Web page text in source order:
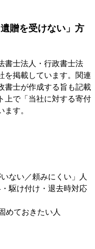
贈を受けない」方
書士法人・行政書士法
を掲載しています。関連
書士が作成する旨も記載
上で「当社に対する寄付
す。
ない／頼みにくい」人
駆け付け・退去時対応
めておきたい人